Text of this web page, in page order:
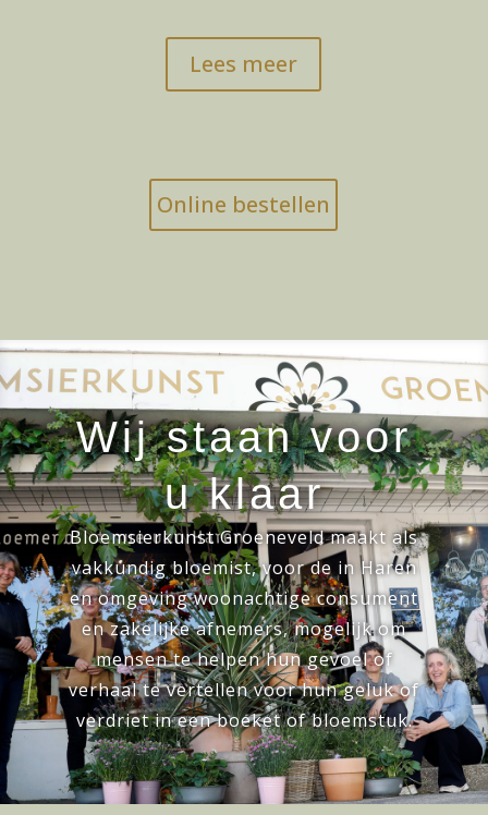
Lees meer
Online bestellen
Wij staan voor
u klaar
Bloemsierkunst Groeneveld maakt als
vakkundig bloemist, voor de in Haren
en omgeving woonachtige consument
en zakelijke afnemers, mogelijk om
mensen te helpen hun gevoel of
verhaal te vertellen voor hun geluk of
verdriet in een boeket of bloemstuk.